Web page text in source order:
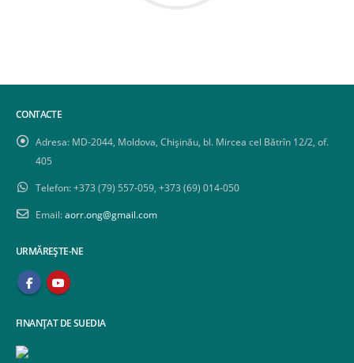
CONTACTE
Adresa: MD-2044, Moldova, Chișinău, bl. Mircea cel Bătrîn 12/2, of.
405
Telefon:+373 (79) 557-059, +373 (69) 014-050
Email:aorr.ong@gmail.com
URMĂREȘTE-NE
FINANȚAT DE SUEDIA